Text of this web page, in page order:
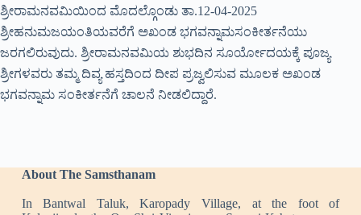
ಶ್ರೀರಾಮನವಮಿಯಿಂದ ಮೊದಲ್ಗೊಂಡು ತಾ.12-04-2025
ಶ್ರೀಹನುಮಜಯಂತಿಯವರೆಗೆ ಅಖಂಡ ಭಗವನ್ನಾಮಸಂಕೀರ್ತನೆಯು
ಜರಗಲಿರುವುದು. ಶ್ರೀರಾಮನವಮಿಯ ಶುಭದಿನ ಸೂರ್ಯೋದಯಕ್ಕೆ ಪೂಜ್ಯ
ಶ್ರೀಗಳವರು ತಮ್ಮ ದಿವ್ಯ ಹಸ್ತದಿಂದ ದೀಪ ಪ್ರಜ್ವಲಿಸುವ ಮೂಲಕ ಅಖಂಡ
ಭಗವನ್ನಾಮ ಸಂಕೀರ್ತನೆಗೆ ಚಾಲನೆ ನೀಡಲಿದ್ದಾರೆ.
About The Samsthanam
In Bantwal Taluk, Karopady Village, at the foot of